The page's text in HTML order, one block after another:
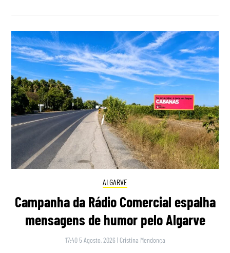
ALGARVE
Campanha da Rádio Comercial espalha
mensagens de humor pelo Algarve
17:40 5 Agosto, 2026 | Cristina Mendonça